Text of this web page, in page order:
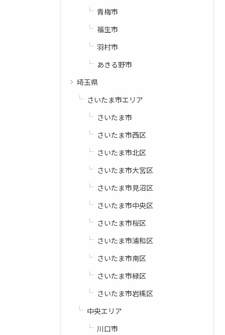
青梅市
福生市
羽村市
あきる野市
埼玉県
さいたま市エリア
さいたま市
さいたま市西区
さいたま市北区
さいたま市大宮区
さいたま市見沼区
さいたま市中央区
さいたま市桜区
さいたま市浦和区
さいたま市南区
さいたま市緑区
さいたま市岩槻区
中央エリア
川口市